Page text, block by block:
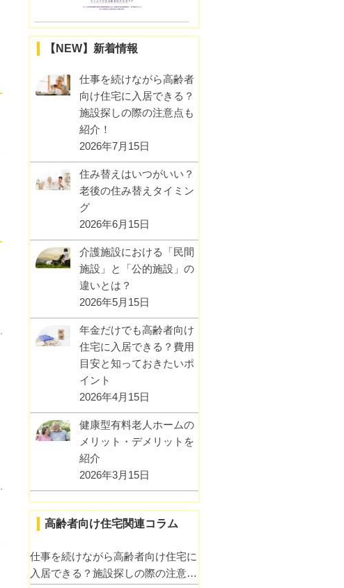
【NEW】新着情報
仕事を続けながら高齢者
向け住宅に入居できる？
施設探しの際の注意点も
紹介！
2026年7月15日
住み替えはいつがいい？
老後の住み替えタイミン
グ
2026年6月15日
介護施設における「民間
施設」と「公的施設」の
違いとは？
2026年5月15日
年金だけでも高齢者向け
住宅に入居できる？費用
目安と知っておきたいポ
イント
2026年4月15日
健康型有料老人ホームの
メリット・デメリットを
紹介
2026年3月15日
高齢者向け住宅関連コラム
仕事を続けながら高齢者向け住宅に
入居できる？施設探しの際の注意点